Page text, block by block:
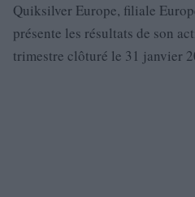
Quiksilver Europe, filiale
présente les résultats de son
trimestre clôturé le 31 janvier